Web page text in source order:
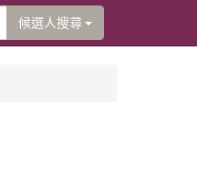
候選人搜尋